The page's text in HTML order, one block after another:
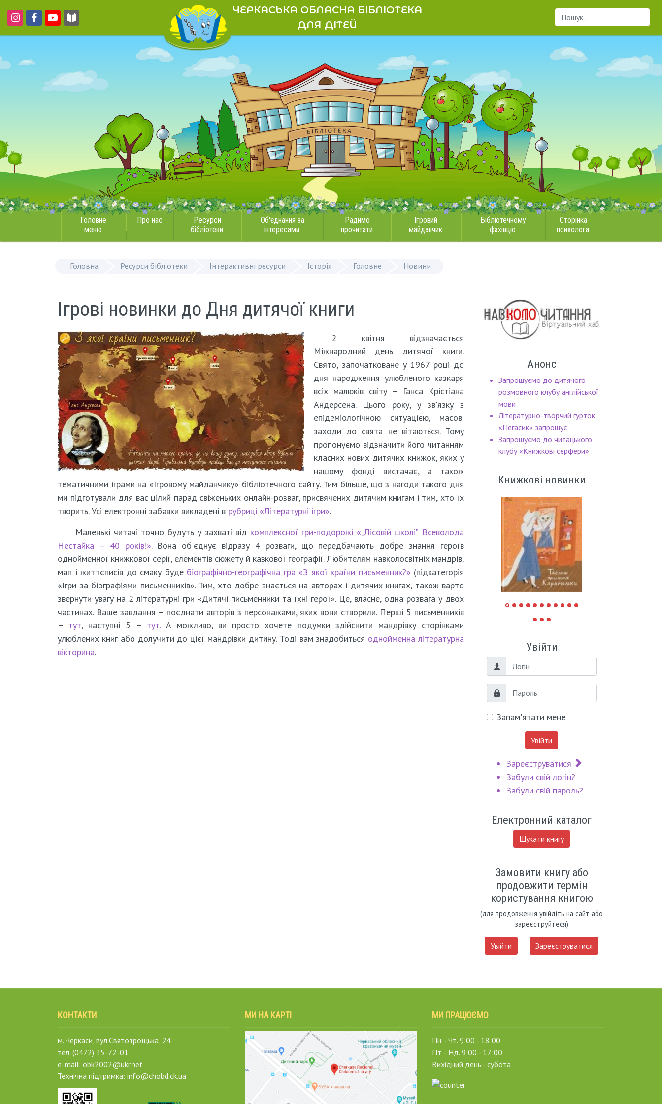
ЧЕРКАСЬКА ОБЛАСНА БІБЛІОТЕКА
ДЛЯ ДІТЕЙ
Пошук...
Головне
меню
Про нас
Ресурси
бібліотеки
Об'єднання за
інтересами
Радимо
прочитати
Ігровий
майданчик
Бібліотечному
фахівцю
Сторінка
психолога
Головна Ресурси бібліотеки Інтерактивні ресурси Історія Головне Новини
Ігрові новинки до Дня дитячої книги
2 квітня відзначається
Міжнародний день дитячої книги.
Свято, започатковане у 1967 році до
дня народження улюбленого казкаря
всіх малюків світу – Ганса Крістіана
Андерсена. Цього року, у зв'язку з
епідеміологічною ситуацією, масові
заходи до свята не вітаються. Тому
пропонуємо відзначити його читанням
класних нових дитячих книжок, яких у
нашому фонді вистачає, а також
тематичними іграми на «Ігровому майданчику» бібліотечного сайту. Тим більше, що з нагоди такого дня
ми підготували для вас цілий парад свіженьких онлайн-розваг, присвячених дитячим книгам і тим, хто їх
творить. Усі електронні забавки викладені в рубриці «Літературні ігри».
Маленькі читачі точно будуть у захваті від комплексної гри-подорожі «„Лісовій школіˮ Всеволода
Нестайка – 40 років!». Вона об'єднує відразу 4 розваги, що передбачають добре знання героїв
однойменної книжкової серії, елементів сюжету й казкової географії. Любителям навколосвітніх мандрів,
мап і життєписів до смаку буде біографічно-географічна гра «З якої країни письменник?» (підкатегорія
«Ігри за біографіями письменників». Тим, хто добре знається на авторах і дитячих книгах, також варто
звернути увагу на 2 літературні гри «Дитячі письменники та їхні герої». Це, власне, одна розвага у двох
частинах. Ваше завдання – поєднати авторів з персонажами, яких вони створили. Перші 5 письменників
– тут, наступні 5 – тут.А можливо, ви просто хочете подумки здійснити мандрівку сторінками
улюблених книг або долучити до цієї мандрівки дитину. Тоді вам знадобиться однойменна літературна
вікторина.
Анонс
Запрошуємо до дитячого
розмовного клубу англійської
мови
Літературно-творчий гурток
«Пегасик» запрошує
Запрошуємо до читацького
клубу «Книжкові серфери»
Книжкові новинки
Увійти
Логін
Пароль
Запам'ятати мене
Увійти
Зареєструватися
Забули свій логін?
Забули свій пароль?
Електронний каталог
Шукати книгу
Замовити книгу або
продовжити термін
користування книгою
(для продовження увійдіть на сайт або
зареєструйтеся)
Увійти Зареєструватися
КОНТАКТИ
м. Черкаси, вул.Святотроїцька, 24
тел. (0472) 35-72-01
e-mail: obk2002@ukr.net
Технічна підтримка: info@chobd.ck.ua
МИ НА КАРТІ МИ ПРАЦЮЄМО
Пн. - Чт. 9:00 - 18:00
Пт. - Нд. 9:00 - 17:00
Вихідний день - субота